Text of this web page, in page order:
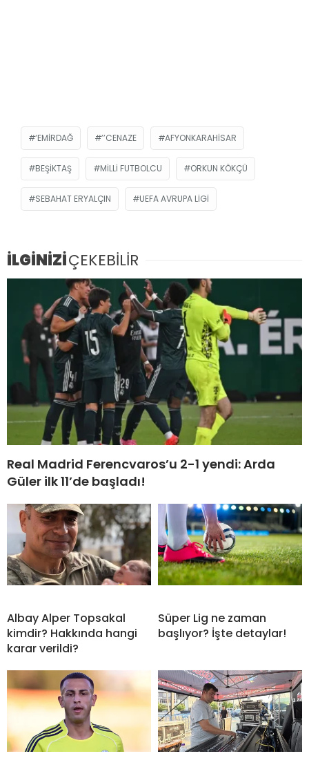
‘EMIRDAĞ ’’CENAZE AFYONKARAHISAR
BEŞIKTAŞ MILLI FUTBOLCU ORKUN KÖKÇÜ
SEBAHAT ERYALÇIN UEFA AVRUPA LIGI
İLGİNİZİÇEKEBİLİR
Real Madrid Ferencvaros’u 2-1 yendi: Arda
Güler ilk 11’de başladı!
Albay Alper Topsakal
kimdir? Hakkında hangi
karar verildi?
Süper Lig ne zaman
başlıyor? İşte detaylar!